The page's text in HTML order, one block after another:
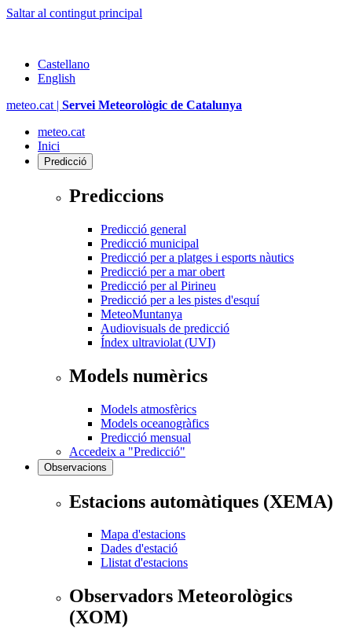
Saltar al contingut principal
Castellano
English
meteo.cat | Servei Meteorològic de Catalunya
meteo.cat
Inici
Predicció
Prediccions
Predicció general
Predicció municipal
Predicció per a platges i esports nàutics
Predicció per a mar obert
Predicció per al Pirineu
Predicció per a les pistes d'esquí
MeteoMuntanya
Audiovisuals de predicció
Índex ultraviolat (UVI)
Models numèrics
Models atmosfèrics
Models oceanogràfics
Predicció mensual
Accedeix a "Predicció"
Observacions
Estacions automàtiques (XEMA)
Mapa d'estacions
Dades d'estació
Llistat d'estacions
Observadors Meteorològics
(XOM)